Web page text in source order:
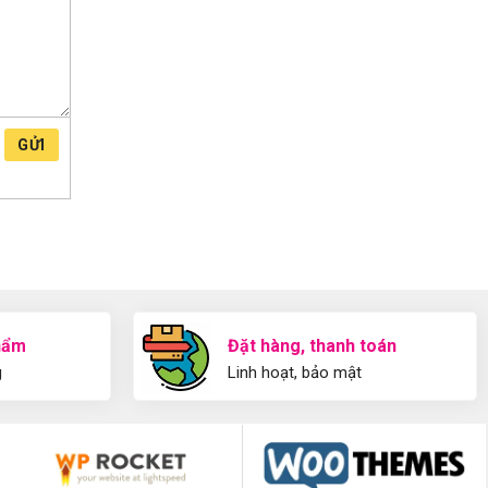
GỬI
Đặt hàng, thanh toán
Linh hoạt, bảo mật